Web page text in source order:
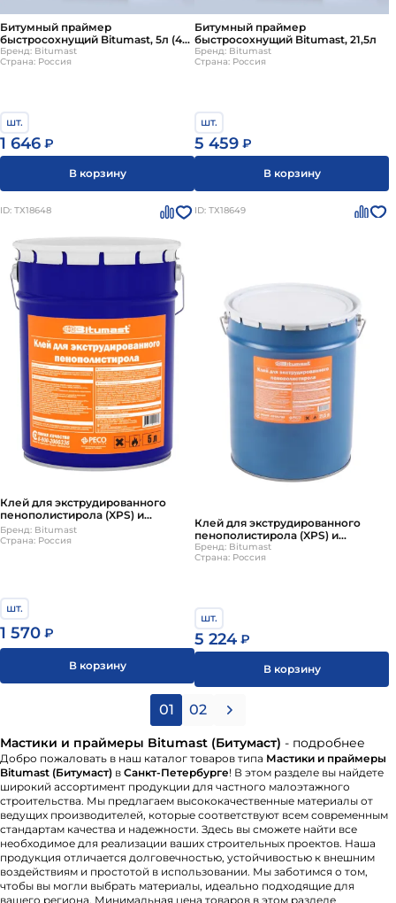
Битумный праймер
быстросохнущий Bitumast, 5л (4
шт/упаковка)
Бренд: Bitumast
Страна: Россия
шт.
1 646 ₽
В корзину
Битумный праймер
быстросохнущий Bitumast, 21,5л
Бренд: Bitumast
Страна: Россия
шт.
5 459 ₽
В корзину
ID: ТХ18648
Клей для экструдированного
пенополистирола (XPS) и
пенопласта Bitumast, 5л (4 шт/
упаковка)
Бренд: Bitumast
Страна: Россия
шт.
1 570 ₽
В корзину
ID: ТХ18649
Клей для экструдированного
пенополистирола (XPS) и
пенопласта Bitumast, 21,5л
Бренд: Bitumast
Страна: Россия
шт.
5 224 ₽
В корзину
01 02
Мастики и праймеры Bitumast (Битумаст) - подробнее
Добро пожаловать в наш каталог товаров типа Мастики и праймеры
Bitumast (Битумаст) в Санкт-Петербурге! В этом разделе вы найдете
широкий ассортимент продукции для частного малоэтажного
строительства. Мы предлагаем высококачественные материалы от
ведущих производителей, которые соответствуют всем современным
стандартам качества и надежности. Здесь вы сможете найти все
необходимое для реализации ваших строительных проектов. Наша
продукция отличается долговечностью, устойчивостью к внешним
воздействиям и простотой в использовании. Мы заботимся о том,
чтобы вы могли выбрать материалы, идеально подходящие для
вашего региона. Минимальная цена товаров в этом разделе